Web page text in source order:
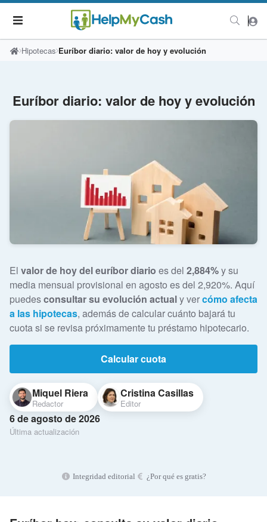
Hipotecas Euríbor diario: valor de hoy y evolución
Euríbor diario: valor de hoy y evolución
El valor de hoy del euríbor diario es del 2,884%y su
media mensual provisional en agosto es del 2,920%. Aquí
puedesconsultar su evolución actualy vercómo afecta
a las hipotecas, además de calcular cuánto bajará tu
cuota si se revisa próximamente tu préstamo hipotecario.
Calcular cuota
Miquel Riera
Redactor
Cristina Casillas
Editor
6 de agosto de 2026
Última actualización
Integridad editorial ¿Por qué es gratis?